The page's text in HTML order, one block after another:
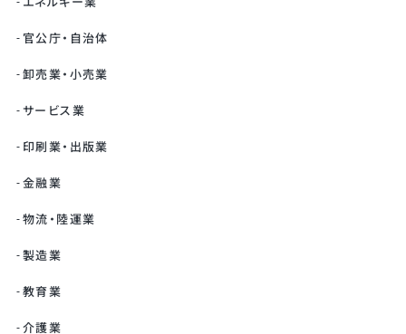
官公庁・自治体
卸売業・小売業
サービス業
印刷業・出版業
金融業
物流・陸運業
製造業
教育業
介護業